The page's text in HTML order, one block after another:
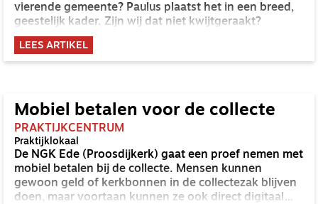
vierende gemeente? Paulus plaatst het in een breed,
geestelijk kader. Zijn wij dat niet kwijtgeraakt?
LEES ARTIKEL
Mobiel betalen voor de collecte
PRAKTIJKCENTRUM
Praktijklokaal
De NGK Ede (Proosdijkerk) gaat een proef nemen met
mobiel betalen bij de collecte. Mensen kunnen
gewoon geld of kerkbonnen in de collectezak blijven
doen, maar voortaan kunnen ze ook direct digitaal